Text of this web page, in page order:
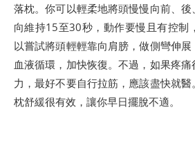
落枕。你可以輕柔地將頭慢慢向前、
向維持15至30秒，動作要慢且有控制
以嘗試將頭輕輕靠向肩膀，做側彎伸
血液循環，加快恢復。不過，如果疼
力，最好不要自行拉筋，應該盡快就
枕舒緩很有效，讓你早日擺脫不適。